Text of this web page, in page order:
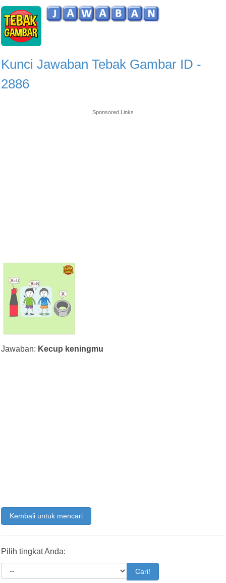
Kunci Jawaban Tebak Gambar ID -
2886
Sponsored Links
Jawaban: Kecup keningmu
Kembali untuk mencari
Pilih tingkat Anda:
Cari!